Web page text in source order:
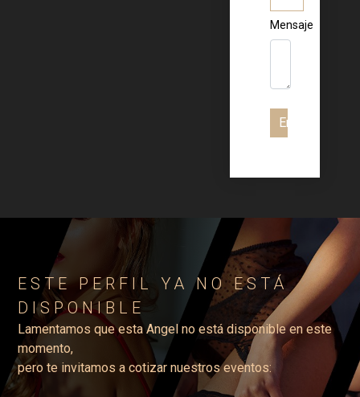
Mensaje
Enviar
ESTE PERFIL YA NO ESTÁ
DISPONIBLE
Lamentamos que esta Angel no está disponible en este
momento,
pero te invitamos a cotizar nuestros eventos: